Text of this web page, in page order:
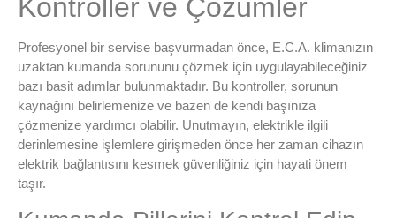
Kontroller ve Çözümler
Profesyonel bir servise başvurmadan önce, E.C.A. klimanızın
uzaktan kumanda sorununu çözmek için uygulayabileceğiniz
bazı basit adımlar bulunmaktadır. Bu kontroller, sorunun
kaynağını belirlemenize ve bazen de kendi başınıza
çözmenize yardımcı olabilir. Unutmayın, elektrikle ilgili
derinlemesine işlemlere girişmeden önce her zaman cihazın
elektrik bağlantısını kesmek güvenliğiniz için hayati önem
taşır.